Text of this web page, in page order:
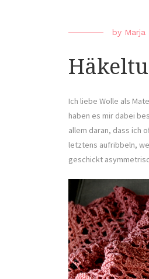
by Marja
Ich liebe Wolle als
haben es mir dabei
allem daran, dass ich
letztens aufribbeln,
geschickt